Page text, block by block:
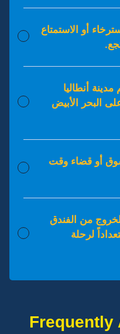
أو الاستمتاع
مدينة أنطاليا
البحر الأبيض
أو قضاء وقت
من الفندق
لرحلة
Frequently